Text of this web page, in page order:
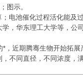
图示。
电池催化过程活化能及过
，华东理工大学等，公
，近期腾骞生物开始拓
不同直径，不同浓度，